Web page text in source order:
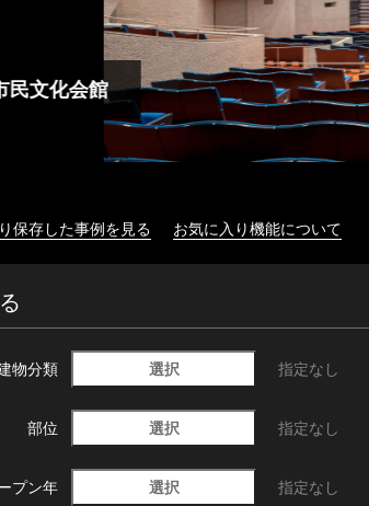
会館
保存した事例を見る お気に入り機能について
物分類 選択 指定なし
部位 選択 指定なし
プン年 選択 指定なし